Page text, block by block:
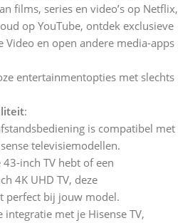
films, series en video’s op Netflix,
op YouTube, ontdek exclusieve
Video en open andere media-apps
entertainmentopties met slechts
:
is compatibel met
televisiemodellen.
inch TV hebt of een
4K UHD TV, deze
perfect bij jouw model.
integratie met je Hisense TV,